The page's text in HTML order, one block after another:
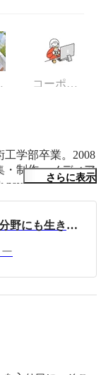
者 コーポレート・スタッフ
工学部卒業。2008
・制作・メディア
navi編集長やメデ
を経て、2014年
編集全般・営業
料が趣味。役に
さらに表示
「編集」の考え方はどんな分野にも生きる。ウェブ編集者がオフィス移転のヒトカラメディアに飛び込んで気付いた編集スキルの旨味